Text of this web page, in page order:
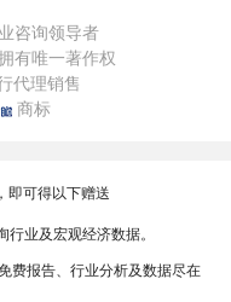
咨询领导者
有唯一著作权
理销售
商标
即可得以下赠送
行业及宏观经济数据。
费报告、行业分析及数据尽在